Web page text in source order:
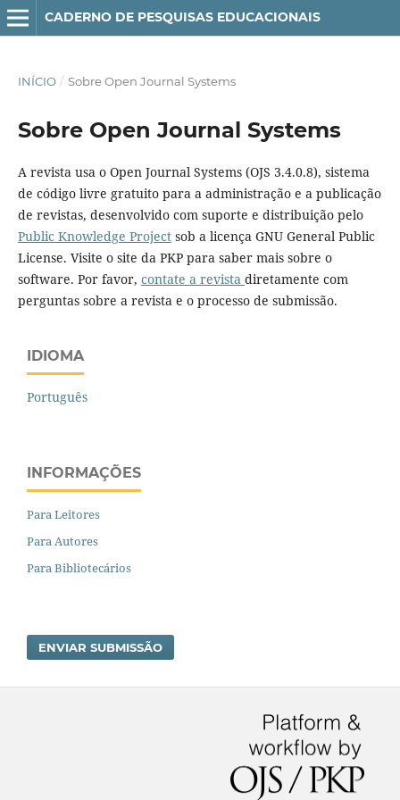
CADERNO DE PESQUISAS EDUCACIONAIS
INÍCIO / Sobre Open Journal Systems
Sobre Open Journal Systems
A revista usa o Open Journal Systems (OJS 3.4.0.8), sistema
de código livre gratuito para a administração e a publicação
de revistas, desenvolvido com suporte e distribuição pelo
Public Knowledge Projectsob a licença GNU General Public
License. Visite o site da PKP para saber mais sobre o
software. Por favor, contate a revista diretamente com
perguntas sobre a revista e o processo de submissão.
IDIOMA
Português
INFORMAÇÕES
Para Leitores
Para Autores
Para Bibliotecários
ENVIAR SUBMISSÃO